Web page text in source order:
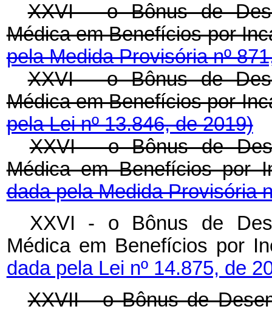
XXVI - o Bônus de
Médica em Benefícios por
pela Medida Provisória nº
XXVI - o Bônus de
Médica em Benefícios por
pela Lei nº 13.846, de 2019)
XXVI - o Bônus de
Médica em Benefícios
dada pela Medida Provisória
XXVI - o Bônus de
Médica em Benefícios
dada pela Lei nº 14.875, de
XXVII - o Bônus de